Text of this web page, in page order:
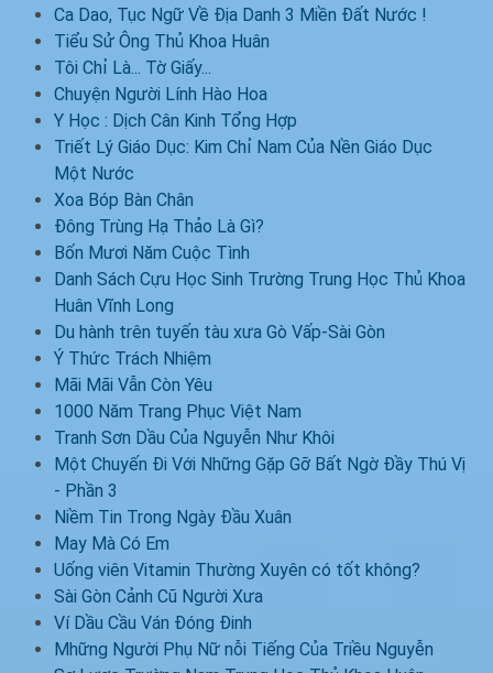
Ca Dao, Tục Ngữ Về Địa Danh 3 Miền Đất Nước !
Tiểu Sử Ông Thủ Khoa Huân
Tôi Chỉ Là... Tờ Giấy...
Chuyện Người Lính Hào Hoa
Y Học : Dịch Cân Kinh Tổng Hợp
Triết Lý Giáo Dục: Kim Chỉ Nam Của Nền Giáo Dục
Một Nước
Xoa Bóp Bàn Chân
Đông Trùng Hạ Thảo Là Gì?
Bốn Mươi Năm Cuộc Tình
Danh Sách Cựu Học Sinh Trường Trung Học Thủ Khoa
Huân Vĩnh Long
Du hành trên tuyến tàu xưa Gò Vấp-Sài Gòn
Ý Thức Trách Nhiệm
Mãi Mãi Vẫn Còn Yêu
1000 Năm Trang Phục Việt Nam
Tranh Sơn Dầu Của Nguyễn Như Khôi
Một Chuyến Đi Với Những Gặp Gỡ Bất Ngờ Đầy Thú Vị
- Phần 3
Niềm Tin Trong Ngày Đầu Xuân
May Mà Có Em
Uống viên Vitamin Thường Xuyên có tốt không?
Sài Gòn Cảnh Cũ Người Xưa
Ví Dầu Cầu Ván Đóng Đinh
Mhững Người Phụ Nữ nỗi Tiếng Của Triều Nguyễn